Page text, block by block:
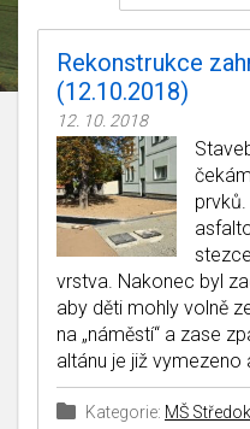
Rekonstrukce
(12.10.2018)
12. 10. 2018
vrstva. Nakonec byl
aby děti mohly volně
na „náměstí“ a zase
altánu je již vymezeno
Kategorie: MŠ